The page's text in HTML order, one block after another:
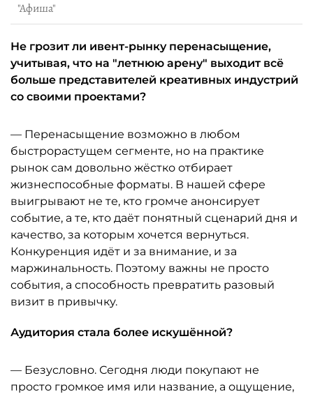
"Афиша"
Не грозит ли ивент-рынку перенасыщение,
учитывая, что на "летнюю арену" выходит всё
больше представителей креативных индустрий
со своими проектами?
— Перенасыщение возможно в любом
быстрорастущем сегменте, но на практике
рынок сам довольно жёстко отбирает
жизнеспособные форматы. В нашей сфере
выигрывают не те, кто громче анонсирует
событие, а те, кто даёт понятный сценарий дня и
качество, за которым хочется вернуться.
Конкуренция идёт и за внимание, и за
маржинальность. Поэтому важны не просто
события, а способность превратить разовый
визит в привычку.
Аудитория стала более искушённой?
— Безусловно. Сегодня люди покупают не
просто громкое имя или название, а ощущение,